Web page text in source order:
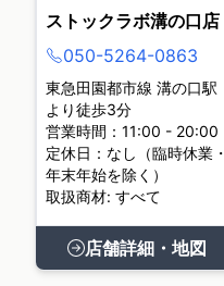
ストックラボ溝の口店
050-5264-0863
東急田園都市線 溝の口駅
より徒歩3分
営業時間：11:00 - 20:00
定休日：なし（臨時休業・
年末年始を除く）
取扱商材: すべて
店舗詳細・地図